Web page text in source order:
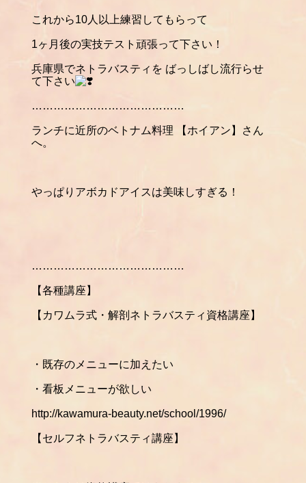
これから10人以上練習してもらって
1ヶ月後の実技テスト頑張って下さい！
兵庫県でネトラバスティを ばっしばし流行らせ
て下さい
……………………………………
ランチに近所のベトナム料理 【ホイアン】さん
へ。
やっぱりアボカドアイスは美味しすぎる！
……………………………………
【各種講座】
【カワムラ式・解剖ネトラバスティ資格講座】
・既存のメニューに加えたい
・看板メニューが欲しい
http://kawamura-beauty.net/school/1996/
【セルフネトラバスティ講座】